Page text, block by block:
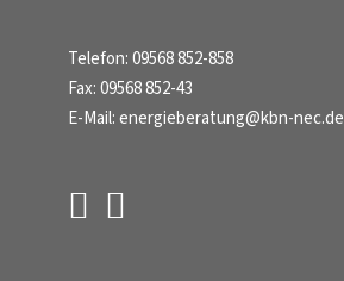
Telefon:09568 852-858
Fax:09568 852-43
E-Mail:energieberatung@kbn-nec.de